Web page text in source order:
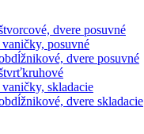
dvere posuvné
posuvné
dvere posuvné
skladacie
dvere skladacie